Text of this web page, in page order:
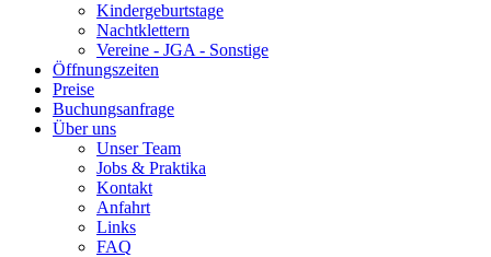
Kindergeburtstage
Nachtklettern
Vereine - JGA - Sonstige
Öffnungszeiten
Preise
Buchungsanfrage
Über uns
Unser Team
Jobs & Praktika
Kontakt
Anfahrt
Links
FAQ